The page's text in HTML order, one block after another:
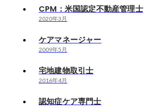
CPM：米国認定不動産管理士
2020年3月
ケアマネージャー
2009年5月
宅地建物取引士
2016年4月
認知症ケア専門士